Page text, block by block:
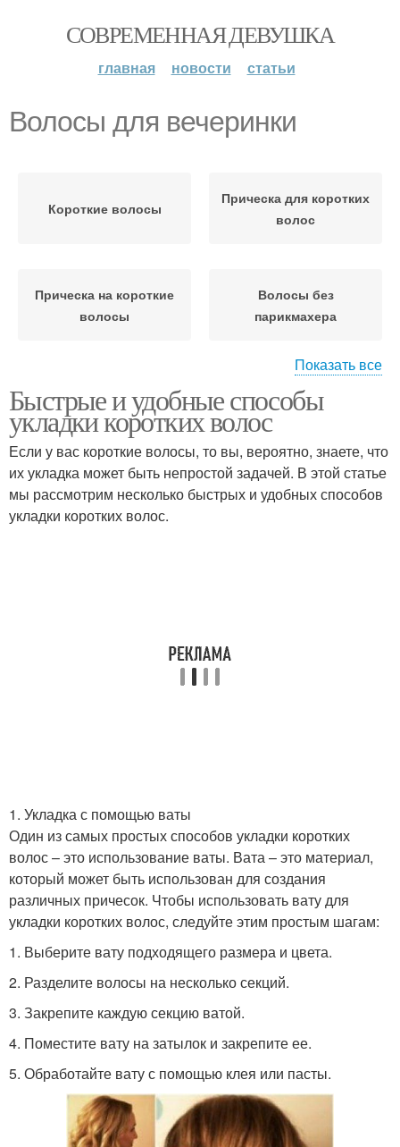
СОВРЕМЕННАЯ ДЕВУШКА
главная новости статьи
Волосы для вечеринки
Короткие волосы
Прическа для коротких
волос
Прическа на короткие
волосы
Волосы без
парикмахера
Текстуры на коротких
волосах
Прическа с короткими
волосами
Волосы для дня
Прически на короткие
Показать все
Быстрые и удобные способы
укладки коротких волос
Если у вас короткие волосы, то вы, вероятно, знаете, что
их укладка может быть непростой задачей. В этой статье
мы рассмотрим несколько быстрых и удобных способов
укладки коротких волос.
1. Укладка с помощью ваты
Один из самых простых способов укладки коротких
волос – это использование ваты. Вата – это материал,
который может быть использован для создания
различных причесок. Чтобы использовать вату для
укладки коротких волос, следуйте этим простым шагам:
1. Выберите вату подходящего размера и цвета.
2. Разделите волосы на несколько секций.
3. Закрепите каждую секцию ватой.
4. Поместите вату на затылок и закрепите ее.
5. Обработайте вату с помощью клея или пасты.